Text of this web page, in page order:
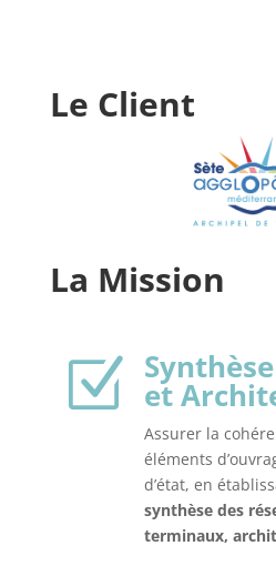
Le Client
La Mission
Z et
Assurer la
éléments
d’état, en
synthèse des
terminaux,